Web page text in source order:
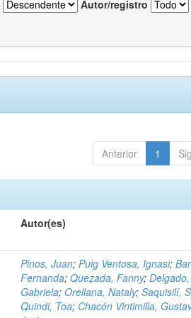
Autor/registro
Anterior 1
Autor(es)
Pinos, Juan;Puig Ventosa, Ignasi;
Fernanda;Quezada, Fanny;Delgado,
Gabriela;Orellana, Nataly;Saquisilí,
Quindi, Toa; Chacón Vintimilla,